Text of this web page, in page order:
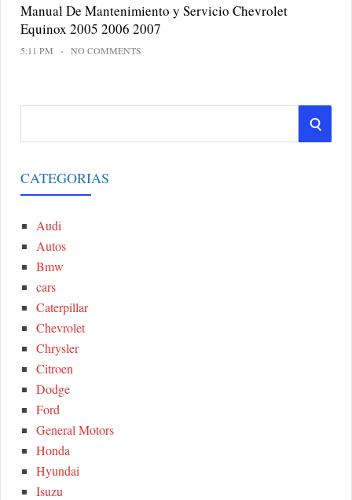
Manual De Mantenimiento y Servicio Chevrolet
Equinox 2005 2006 2007
5:11 PM NO COMMENTS
r
c
S
CATEGORIAS
Audi
Autos
Bmw
cars
Caterpillar
Chevrolet
Chrysler
Citroen
Dodge
Ford
General Motors
Honda
Hyundai
Isuzu